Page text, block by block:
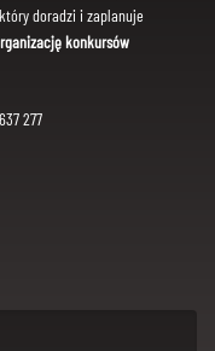
doradzi i zaplanuje
konkursów
277